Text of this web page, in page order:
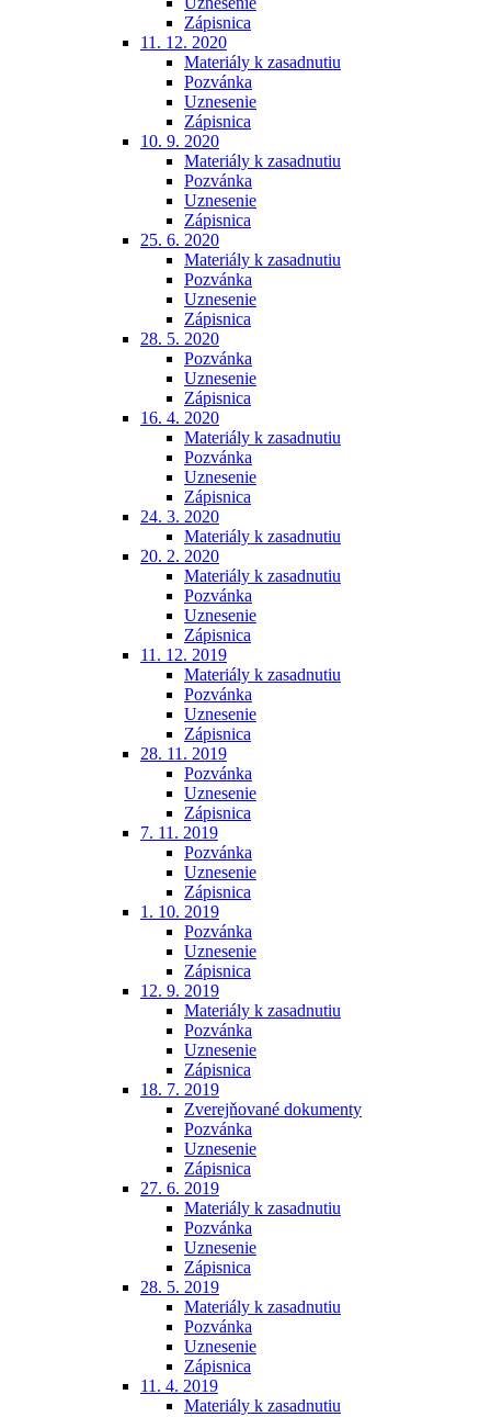
Zápisnica
11. 12. 2020
Materiály k zasadnutiu
Pozvánka
Uznesenie
Zápisnica
10. 9. 2020
Materiály k zasadnutiu
Pozvánka
Uznesenie
Zápisnica
25. 6. 2020
Materiály k zasadnutiu
Pozvánka
Uznesenie
Zápisnica
28. 5. 2020
Pozvánka
Uznesenie
Zápisnica
16. 4. 2020
Materiály k zasadnutiu
Pozvánka
Uznesenie
Zápisnica
24. 3. 2020
Materiály k zasadnutiu
20. 2. 2020
Materiály k zasadnutiu
Pozvánka
Uznesenie
Zápisnica
11. 12. 2019
Materiály k zasadnutiu
Pozvánka
Uznesenie
Zápisnica
28. 11. 2019
Pozvánka
Uznesenie
Zápisnica
7. 11. 2019
Pozvánka
Uznesenie
Zápisnica
1. 10. 2019
Pozvánka
Uznesenie
Zápisnica
12. 9. 2019
Materiály k zasadnutiu
Pozvánka
Uznesenie
Zápisnica
18. 7. 2019
Zverejňované dokumenty
Pozvánka
Uznesenie
Zápisnica
27. 6. 2019
Materiály k zasadnutiu
Pozvánka
Uznesenie
Zápisnica
28. 5. 2019
Materiály k zasadnutiu
Pozvánka
Uznesenie
Zápisnica
11. 4. 2019
Materiály k zasadnutiu